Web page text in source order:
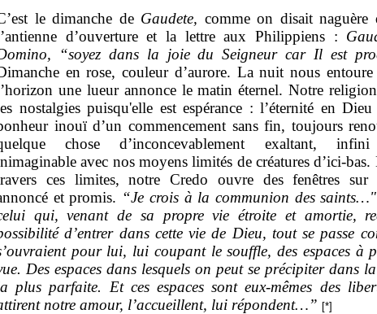
le dimanche de Gaudete, comme on disait naguère
d’ouverture et la lettre aux Philippiens :
“soyez dans la joie du Seigneur car Il est
en rose, couleur d’aurore. La nuit nous entoure
une lueur annonce le matin éternel.Notre
nostalgies puisqu'elle est espérance : l’éternité en Dieu
inouï d’un commencement sans fin, toujours
chose d’inconcevablement exaltant,
avec nos moyens limités de créatures d’ici-bas.
ces limites, notre Credo ouvre des fenêtres sur
et promis. “Je crois à la communion des saints…"
qui, venant de sa propre vie étroite et amortie,
d’entrer dans cette vie de Dieu, tout se passe
pour lui, lui coupant le souffle, des espaces à
Des espaces dans lesquels on peut se précipiter dans
plus parfaite. Et ces espaces sont eux-mêmes des
notre amour, l’accueillent, lui répondent…” [*]